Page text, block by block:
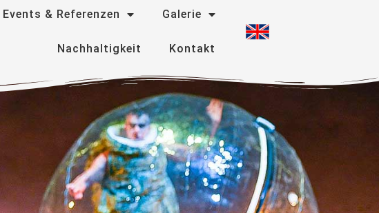
g
r
Events & Referenzen Galerie
Nachhaltigkeit Kontakt